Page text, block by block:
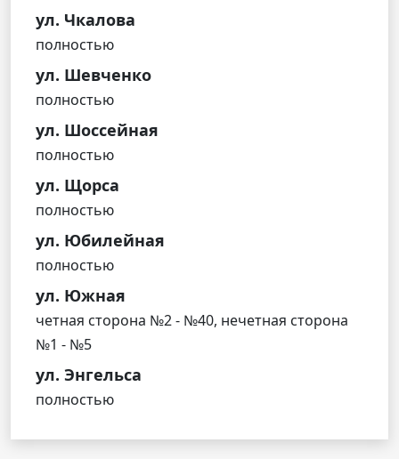
ул. Чкалова
полностью
ул. Шевченко
полностью
ул. Шоссейная
полностью
ул. Щорса
полностью
ул. Юбилейная
полностью
ул. Южная
четная сторона №2 - №40, нечетная сторона
№1 - №5
ул. Энгельса
полностью